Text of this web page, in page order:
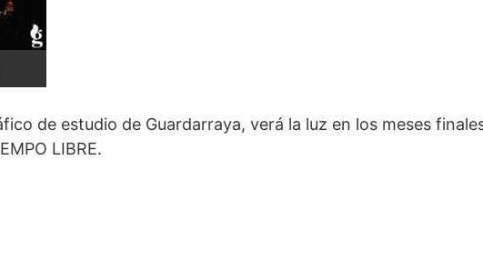
de estudio de Guardarraya, verá la luz en los meses
LIBRE.